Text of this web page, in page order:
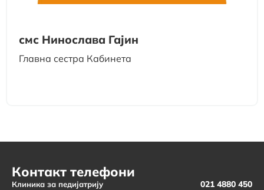
смс Нинослава Гајин
Главна сестра Кабинета
Контакт телефони
Клиника за педијатрију 021 4880 450